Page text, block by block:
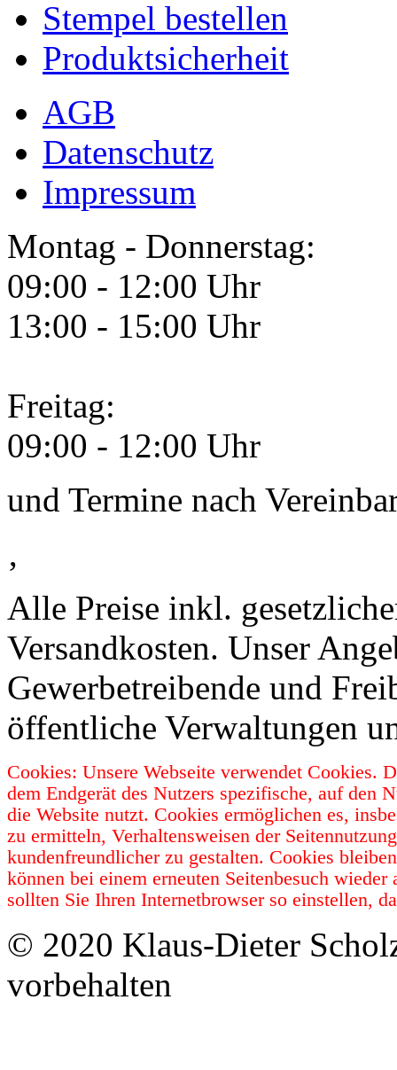
Stempel bestellen
Produktsicherheit
AGB
Datenschutz
Impressum
Montag - Donnerstag:
09:00 - 12:00 Uhr
13:00 - 15:00 Uhr
Freitag:
09:00 - 12:00 Uhr
und Termine nach
‚
Alle Preise inkl.
Versandkosten. Unser
Gewerbetreibende und
öffentliche Verwaltungen
Cookies: Unsere Webseite verwendet Cookies.
dem Endgerät des Nutzers spezifische, auf den
die Website nutzt. Cookies ermöglichen es,
zu ermitteln, Verhaltensweisen der
kundenfreundlicher zu gestalten. Cookies
können bei einem erneuten Seitenbesuch
sollten Sie Ihren Internetbrowser so einstellen,
© 2020 Klaus-Dieter
vorbehalten